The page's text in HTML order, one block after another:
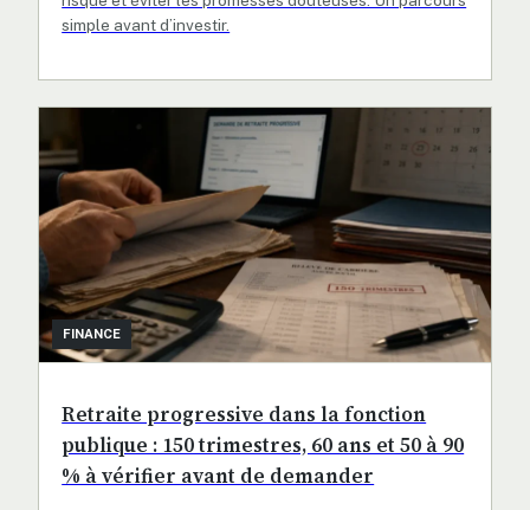
simple avant d’investir.
FINANCE
Retraite progressive dans la fonction
publique : 150 trimestres, 60 ans et 50 à 90
% à vérifier avant de demander